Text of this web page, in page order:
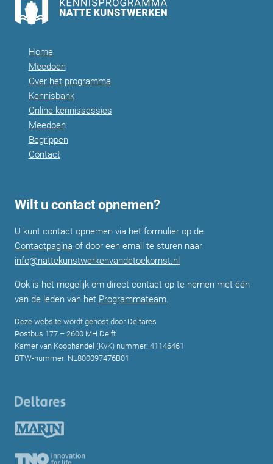
Home
Meedoen
Over het programma
Kennisbank
Online kennissessies
Meedoen
Begrippen
Contact
Wilt u contact opnemen?
U kunt contact opnemen via het formulier op de
Contactpagina of door een email te sturen naar
info@nattekunstwerkenvandetoekomst.nl
Ook is het mogelijk om direct contact op te nemen met één
van de leden van het Programmateam.
Deze website wordt gehost door Deltares
Postbus 177 – 2600 MH Delft
Kamer van Koophandel (KvK) nummer: 41146461
BTW-nummer: NL800097476B01